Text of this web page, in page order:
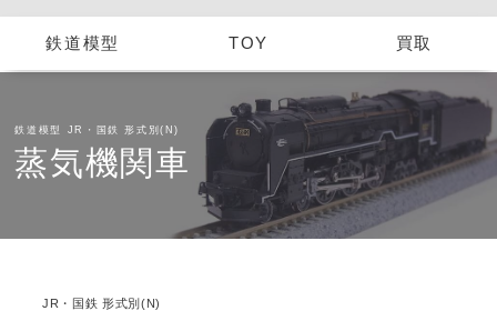
鉄道模型 TOY 買取
鉄道模型 JR・国鉄 形式別(N)
蒸気機関車
JR・国鉄 形式別(N)